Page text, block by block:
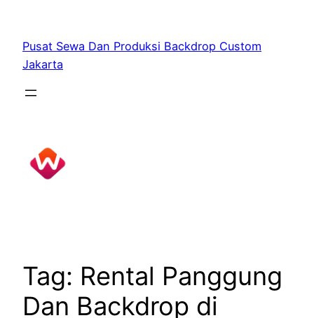
content
Pusat Sewa Dan Produksi Backdrop Custom
Jakarta
Tag: Rental Panggung
Dan Backdrop di